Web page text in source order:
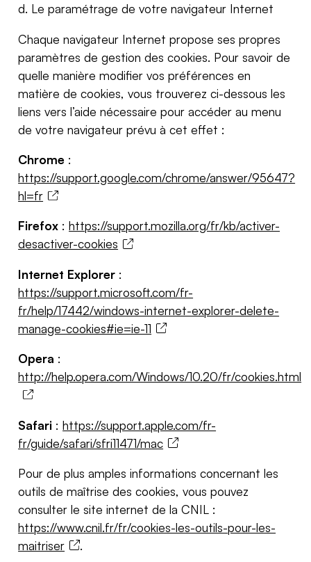
d. Le paramétrage de votre navigateur Internet
Chaque navigateur Internet propose ses propres
paramètres de gestion des cookies. Pour savoir de
quelle manière modifier vos préférences en
matière de cookies, vous trouverez ci-dessous les
liens vers l’aide nécessaire pour accéder au menu
de votre navigateur prévu à cet effet :
Chrome :
https://support.google.com/chrome/answer/95647?
hl=fr
Firefox :https://support.mozilla.org/fr/kb/activer-
desactiver-cookies
Internet Explorer :
https://support.microsoft.com/fr-
fr/help/17442/windows-internet-explorer-delete-
manage-cookies#ie=ie-11
Opera :
http://help.opera.com/Windows/10.20/fr/cookies.html
Safari :https://support.apple.com/fr-
fr/guide/safari/sfri11471/mac
Pour de plus amples informations concernant les
outils de maîtrise des cookies, vous pouvez
consulter le site internet de la CNIL :
https://www.cnil.fr/fr/cookies-les-outils-pour-les-
maitriser
.